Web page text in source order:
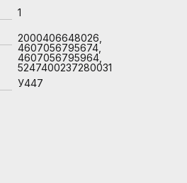
1
2000406648026,
4607056795674,
4607056795964,
5247400237280031
У447